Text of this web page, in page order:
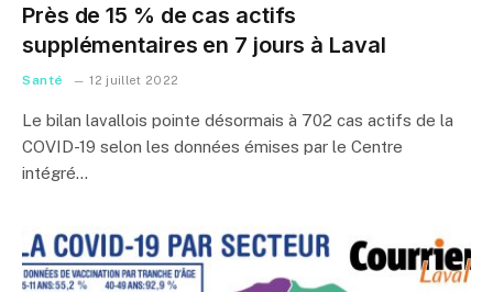
Près de 15 % de cas actifs
supplémentaires en 7 jours à Laval
Santé 12 juillet 2022
Le bilan lavallois pointe désormais à 702 cas actifs de la
COVID-19 selon les données émises par le Centre
intégré…